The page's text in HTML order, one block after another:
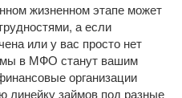
жизненном этапе может
а если
или у вас просто нет
в МФО станут вашим
организации
линейку займов под разные